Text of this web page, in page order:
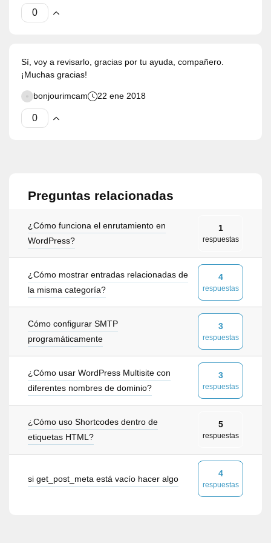
Sí, voy a revisarlo, gracias por tu ayuda, compañero.
¡Muchas gracias!
bonjourimcam 22 ene 2018
Preguntas relacionadas
¿Cómo funciona el enrutamiento en
WordPress?
1
respuestas
¿Cómo mostrar entradas relacionadas de
la misma categoría?
4
respuestas
Cómo configurar SMTP
programáticamente
3
respuestas
¿Cómo usar WordPress Multisite con
diferentes nombres de dominio?
3
respuestas
¿Cómo uso Shortcodes dentro de
etiquetas HTML?
5
respuestas
si get_post_meta está vacío hacer algo
4
respuestas